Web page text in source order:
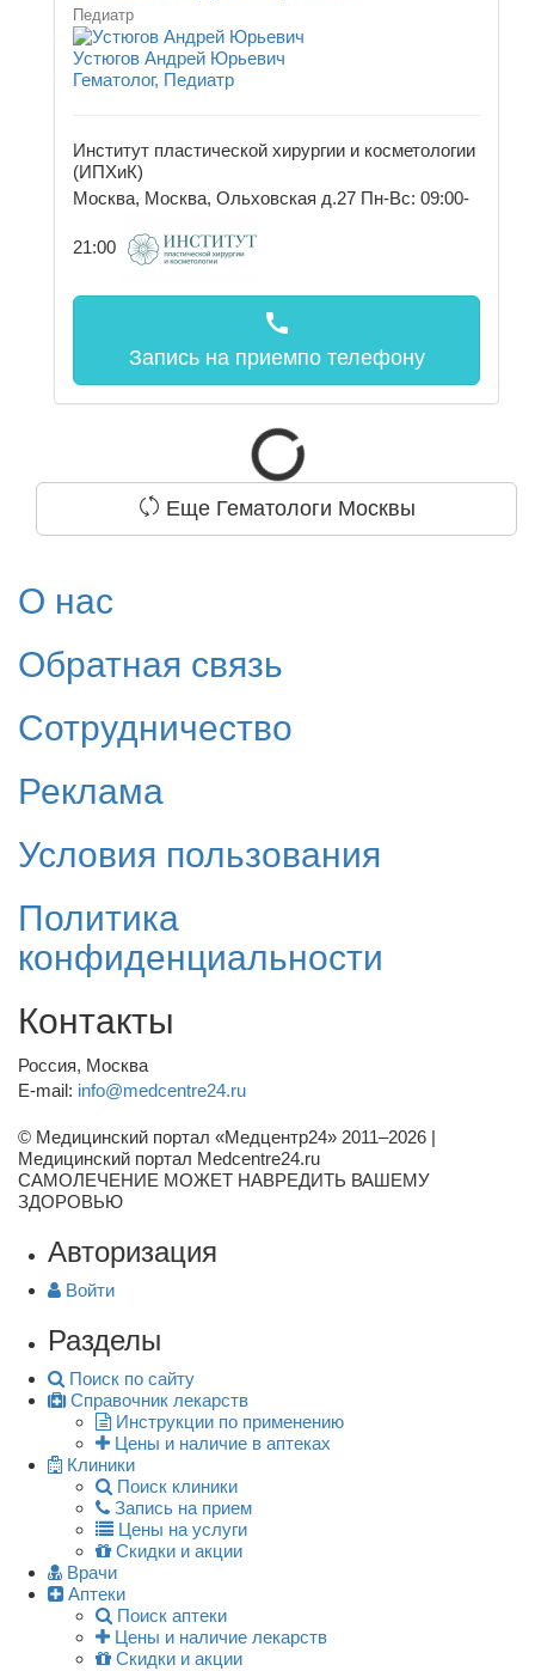
Педиатр
Устюгов Андрей Юрьевич
Гематолог, Педиатр
Институт пластической хирургии и косметологии
(ИПХиК)
Москва, Москва, Ольховская д.27 Пн-Вс: 09:00-
21:00
call
Запись на приемпо телефону
Еще Гематологи Москвы
О нас
Обратная связь
Сотрудничество
Реклама
Условия пользования
Политика
конфиденциальности
Контакты
Россия, Москва
E-mail: info@medcentre24.ru
© Медицинский портал «Медцентр24» 2011–2026 |
Медицинский портал Medcentre24.ru
САМОЛЕЧЕНИЕ МОЖЕТ НАВРЕДИТЬ ВАШЕМУ
ЗДОРОВЬЮ
Авторизация
Войти
Разделы
Поиск по сайту
Справочник лекарств
Инструкции по применению
Цены и наличие в аптеках
Клиники
Поиск клиники
Запись на прием
Цены на услуги
Скидки и акции
Врачи
Аптеки
Поиск аптеки
Цены и наличие лекарств
Скидки и акции